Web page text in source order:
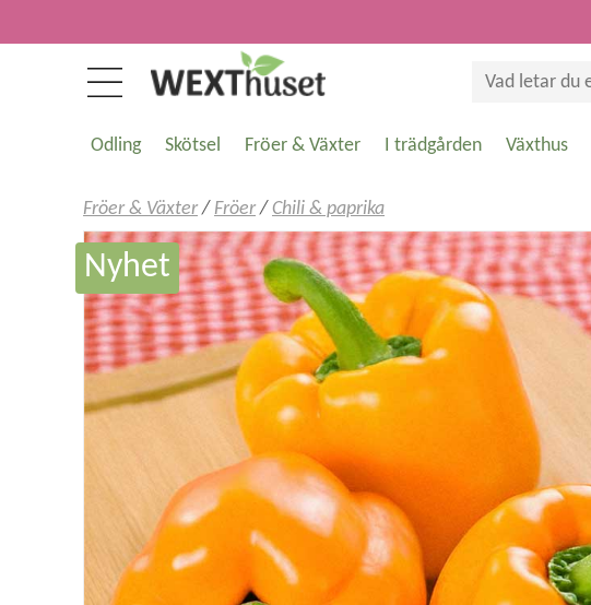
Odling Skötsel Fröer & Växter I trädgården Växthus
Fröer & Växter/ Fröer/ Chili & paprika
Nyhet